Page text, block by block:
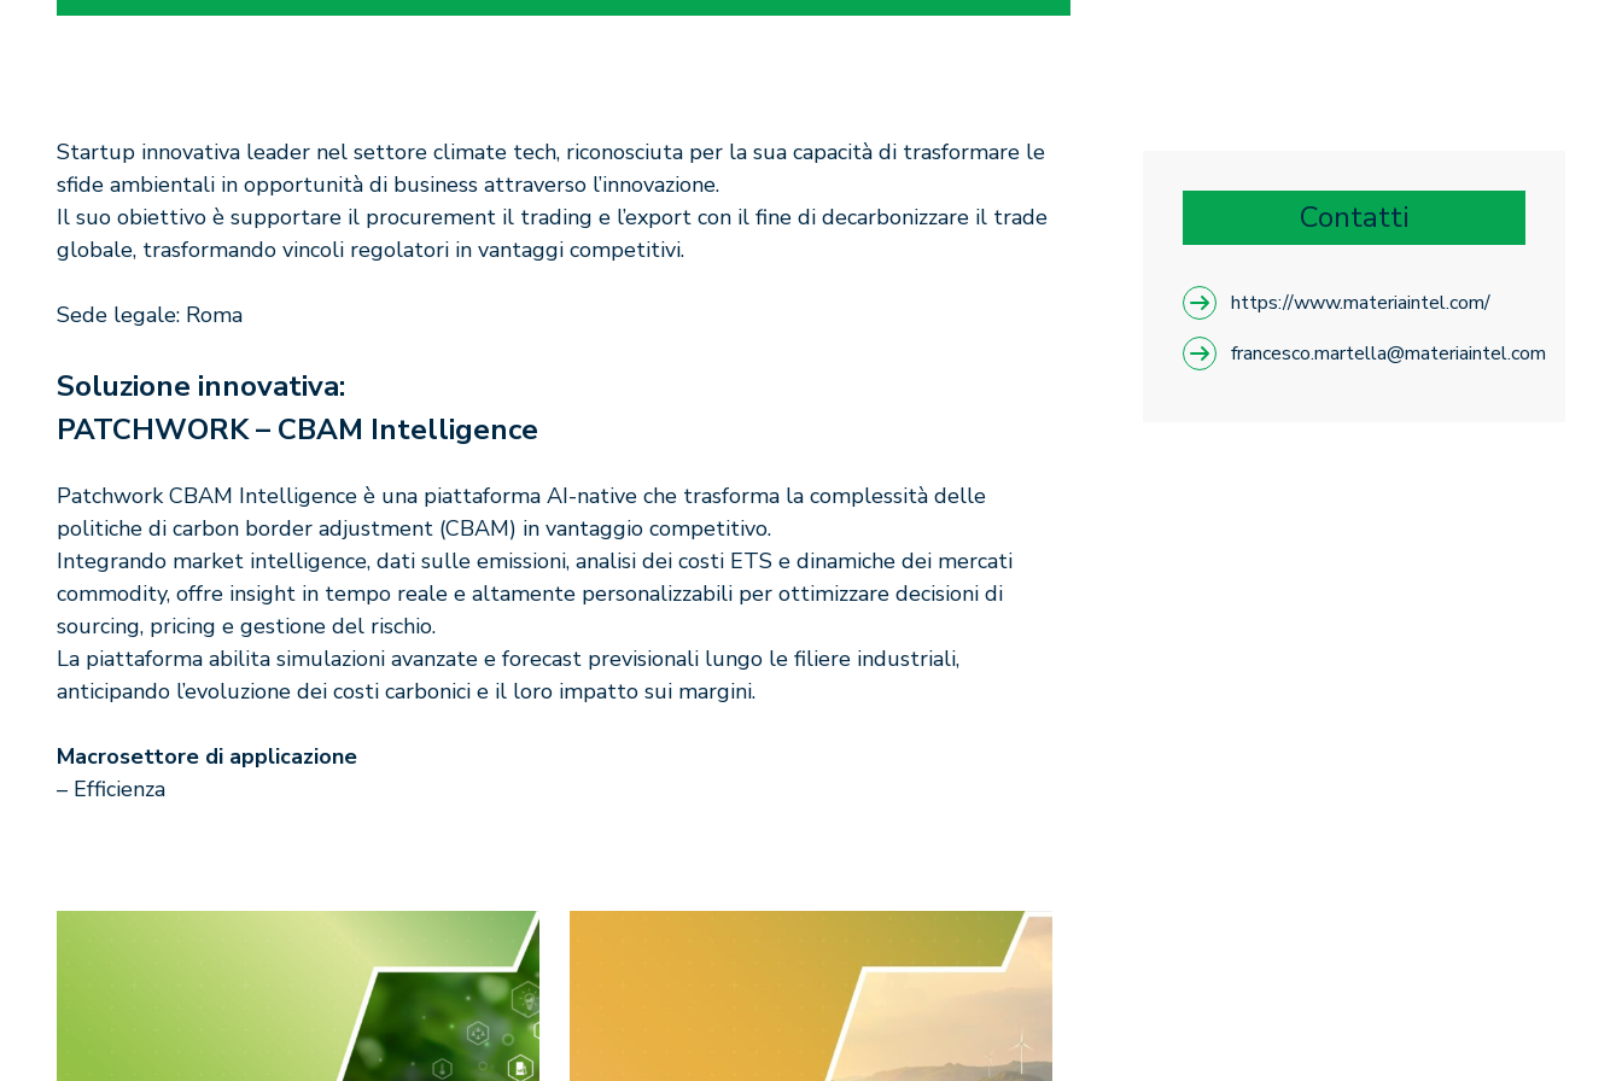
Startup innovativa leader nel settore climate tech, riconosciuta per la sua capacità di trasformare le
sfide ambientali in opportunità di business attraverso l’innovazione.
Il suo obiettivo è supportare il procurement il trading e l’export con il fine di decarbonizzare il trade
globale, trasformando vincoli regolatori in vantaggi competitivi.
Sede legale: Roma
Soluzione innovativa:
PATCHWORK – CBAM Intelligence
Patchwork CBAM Intelligence è una piattaforma AI-native che trasforma la complessità delle
politiche di carbon border adjustment (CBAM) in vantaggio competitivo.
Integrando market intelligence, dati sulle emissioni, analisi dei costi ETS e dinamiche dei mercati
commodity, offre insight in tempo reale e altamente personalizzabili per ottimizzare decisioni di
sourcing, pricing e gestione del rischio.
La piattaforma abilita simulazioni avanzate e forecast previsionali lungo le filiere industriali,
anticipando l’evoluzione dei costi carbonici e il loro impatto sui margini.
Macrosettore di applicazione
– Efficienza
Contatti
https://www.materiaintel.com/
francesco.martella@materiaintel.com